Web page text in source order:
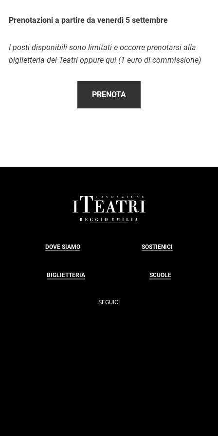
Prenotazioni a partire da venerdì 5 settembre
I posti disponibili sono limitati e occorre prenotarsi alla
biglietteria dei Teatri oppure qui (1 euro di commissione)
PRENOTA
DOVE SIAMO SOSTIENICI
BIGLIETTERIA SCUOLE
SEGUICI